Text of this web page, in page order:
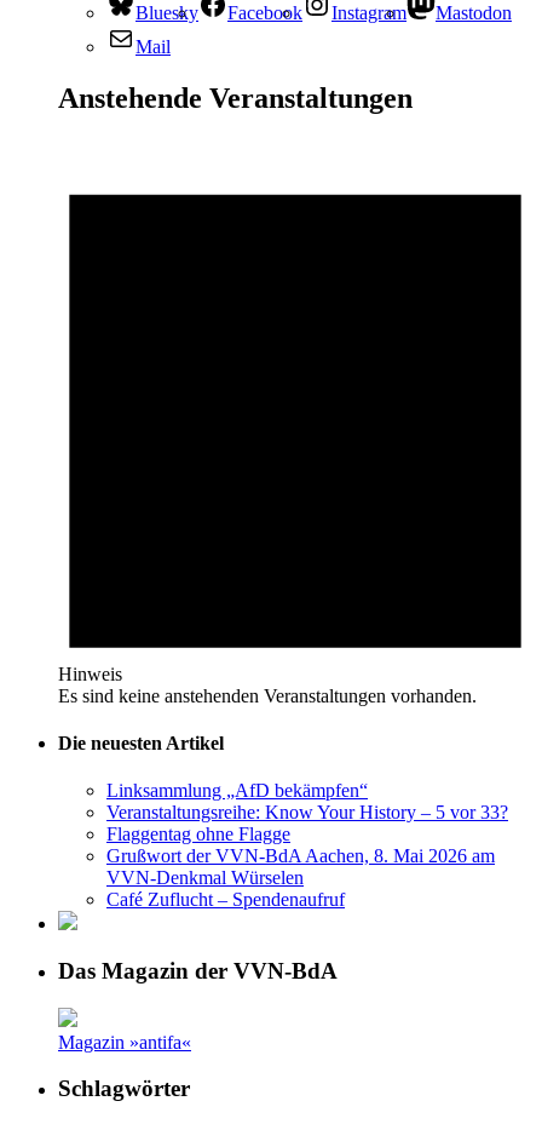
Bluesky Facebook Instagram
Mastodon
Mail
Anstehende Veranstaltungen
Hinweis
Es sind keine anstehenden Veranstaltungen vorhanden.
Die neuesten Artikel
Linksammlung „AfD bekämpfen“
Veranstaltungsreihe: Know Your History – 5 vor 33?
Flaggentag ohne Flagge
Grußwort der VVN-BdA Aachen, 8. Mai 2026 am
VVN-Denkmal Würselen
Café Zuflucht – Spendenaufruf
Das Magazin der VVN-BdA
Magazin »antifa«
Schlagwörter